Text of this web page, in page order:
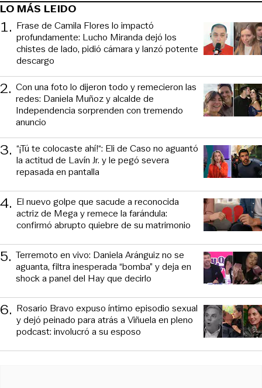
LO MÁS LEIDO
1. Frase de Camila Flores lo impactó
profundamente: Lucho Miranda dejó los
chistes de lado, pidió cámara y lanzó potente
descargo
2. Con una foto lo dijeron todo y remecieron las
redes: Daniela Muñoz y alcalde de
Independencia sorprenden con tremendo
anuncio
3. “¡Tú te colocaste ahí!“: Eli de Caso no aguantó
la actitud de Lavín Jr. y le pegó severa
repasada en pantalla
4. El nuevo golpe que sacude a reconocida
actriz de Mega y remece la farándula:
confirmó abrupto quiebre de su matrimonio
5. Terremoto en vivo: Daniela Aránguiz no se
aguanta, filtra inesperada “bomba” y deja en
shock a panel del Hay que decirlo
6. Rosario Bravo expuso íntimo episodio sexual
y dejó peinado para atrás a Viñuela en pleno
podcast: involucró a su esposo